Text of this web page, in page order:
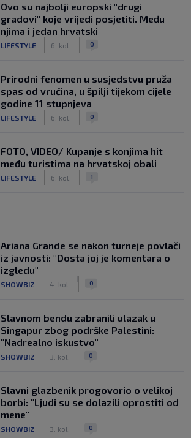
Ovo su najbolji europski "drugi
gradovi" koje vrijedi posjetiti. Među
njima i jedan hrvatski
LIFESTYLE 6. kol. 0
Prirodni fenomen u susjedstvu pruža
spas od vrućina, u špilji tijekom cijele
godine 11 stupnjeva
LIFESTYLE 6. kol. 0
FOTO, VIDEO/ Kupanje s konjima hit
među turistima na hrvatskoj obali
LIFESTYLE 6. kol. 1
Ariana Grande se nakon turneje povlači
iz javnosti: "Dosta joj je komentara o
izgledu"
SHOWBIZ 4. kol. 0
Slavnom bendu zabranili ulazak u
Singapur zbog podrške Palestini:
"Nadrealno iskustvo"
SHOWBIZ 3. kol. 0
Slavni glazbenik progovorio o velikoj
borbi: "Ljudi su se dolazili oprostiti od
mene"
SHOWBIZ 3. kol. 0